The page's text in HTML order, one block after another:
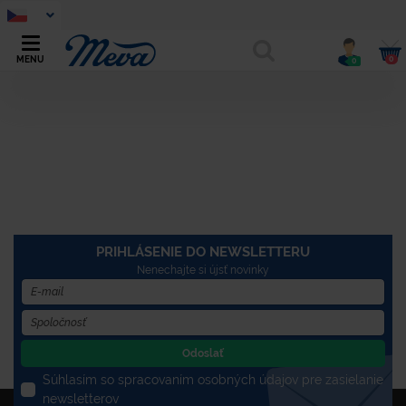
MENU 0 0
PRIHLÁSENIE DO NEWSLETTERU
Nenechajte si újsť novinky
Odoslať
Súhlasím so spracovaním osobných údajov pre zasielanie
newsletterov